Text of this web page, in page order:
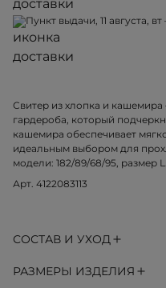
Пункт выдачи, 11 августа,
Свитер из хлопка и
гардероба, который
кашемира обеспечивает
идеальным выбором для
модели: 182/89/68/95, размер L.
Арт. 4122083113
СОСТАВ И УХОД
РАЗМЕРЫ ИЗДЕЛИЯ